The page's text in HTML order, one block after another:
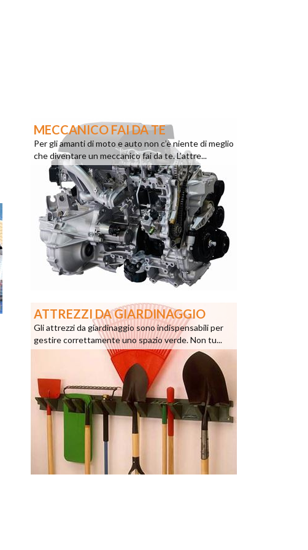
MECCANICO FAI DA TE
Per gli amanti di moto e auto non c’è niente di meglio
che diventare un meccanico fai da te. L’attre...
ATTREZZI DA GIARDINAGGIO
Gli attrezzi da giardinaggio sono indispensabili per
gestire correttamente uno spazio verde. Non tu...